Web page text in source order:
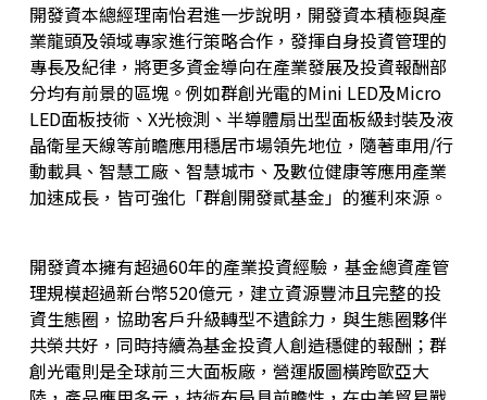
開發資本總經理南怡君進一步說明，開發資本積極與產
業龍頭及領域專家進行策略合作，發揮自身投資管理的
專長及紀律，將更多資金導向在產業發展及投資報酬部
分均有前景的區塊。例如群創光電的Mini LED及Micro
LED面板技術、X光檢測、半導體扇出型面板級封裝及液
晶衛星天線等前瞻應用穩居市場領先地位，隨著車用/行
動載具、智慧工廠、智慧城市、及數位健康等應用產業
加速成長，皆可強化「群創開發貳基金」的獲利來源。
開發資本擁有超過60年的產業投資經驗，基金總資產管
理規模超過新台幣520億元，建立資源豐沛且完整的投
資生態圈，協助客戶升級轉型不遺餘力，與生態圈夥伴
共榮共好，同時持續為基金投資人創造穩健的報酬；群
創光電則是全球前三大面板廠，營運版圖橫跨歐亞大